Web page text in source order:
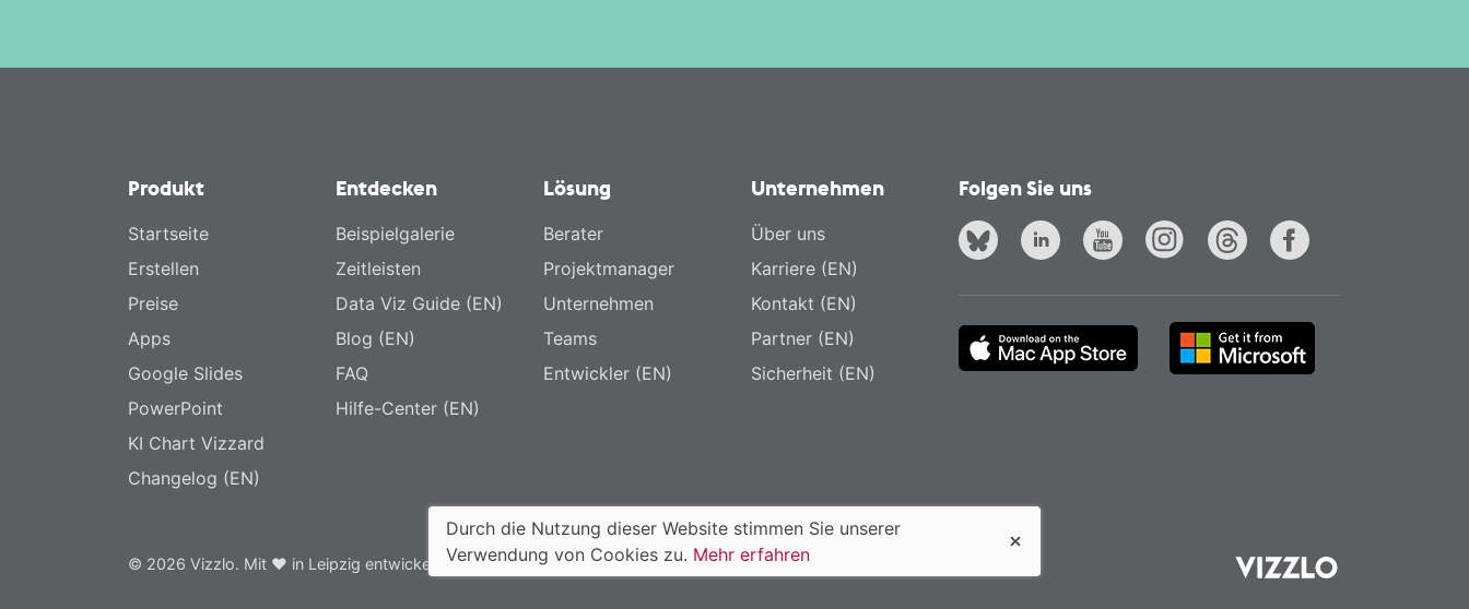
Produkt
Startseite
Erstellen
Preise
Apps
Google Slides
PowerPoint
KI Chart Vizzard
Changelog (EN)
Entdecken
Beispielgalerie
Zeitleisten
Data Viz Guide (EN)
Blog (EN)
FAQ
Hilfe-Center (EN)
Lösung
Berater
Projektmanager
Unternehmen
Teams
Entwickler (EN)
Unternehmen
Über uns
Karriere (EN)
Kontakt (EN)
Partner (EN)
Sicherheit (EN)
Folgen Sie uns
© 2026 Vizzlo. Mit ❤ in Leipzig entwickelt. Datenschutz (EN) Nutzungsbedingungen (EN)
Durch die Nutzung dieser Website stimmen Sie unserer
Verwendung von Cookies zu. Mehr erfahren